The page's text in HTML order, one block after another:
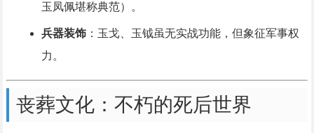
玉凤佩堪称典范）。
兵器装饰：玉戈、玉钺虽无实战功能，但象征军事权
力。
丧葬文化：不朽的死后世界